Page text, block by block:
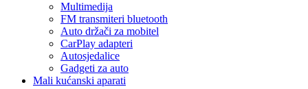
Multimedija
FM transmiteri bluetooth
Auto držači za mobitel
CarPlay adapteri
Autosjedalice
Gadgeti za auto
Mali kućanski aparati